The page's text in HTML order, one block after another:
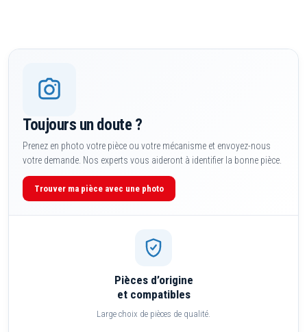
Toujours un doute ?
Prenez en photo votre pièce ou votre mécanisme et envoyez-nous
votre demande. Nos experts vous aideront à identifier la bonne pièce.
Trouver ma pièce avec une photo
Pièces d’origine
et compatibles
Large choix de pièces de qualité.